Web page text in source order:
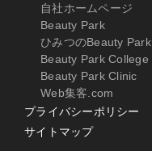
自社ホームページ
Beauty Park
ひみつのBeauty Park
Beauty Park College
Beauty Park Clinic
Web集客.com
プライバシーポリシー
サイトマップ